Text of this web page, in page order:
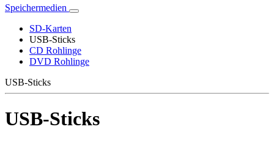
Speichermedien
SD-Karten
USB-Sticks
CD Rohlinge
DVD Rohlinge
USB-Sticks
USB-Sticks